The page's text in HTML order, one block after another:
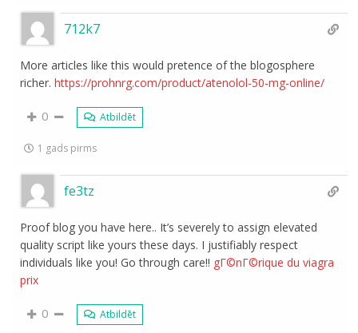
712k7
More articles like this would pretence of the blogosphere
richer.https://prohnrg.com/product/atenolol-50-mg-online/
0 Atbildēt
1 gads pirms
fe3tz
Proof blog you have here.. It’s severely to assign elevated
quality script like yours these days. I justifiably respect
individuals like you! Go through care!! gГ©nГ©rique du viagra
prix
0 Atbildēt